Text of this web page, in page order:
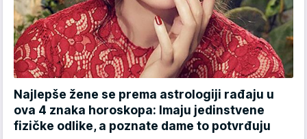
Najlepše žene se prema astrologiji rađaju u
ova 4 znaka horoskopa: Imaju jedinstvene
fizičke odlike, a poznate dame to potvrđuju